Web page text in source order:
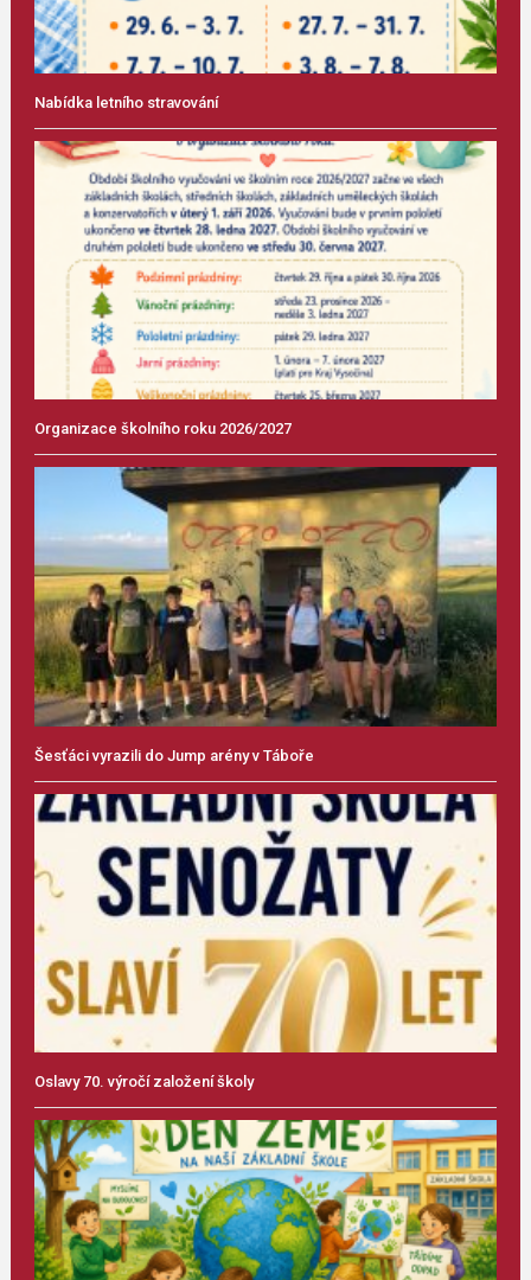
Nabídka letního stravování
Organizace školního roku 2026/2027
Šesťáci vyrazili do Jump arény v Táboře
Oslavy 70. výročí založení školy